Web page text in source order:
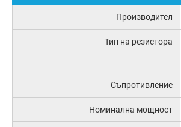
Производител
Тип на резистора
Съпротивление
Номинална мощност